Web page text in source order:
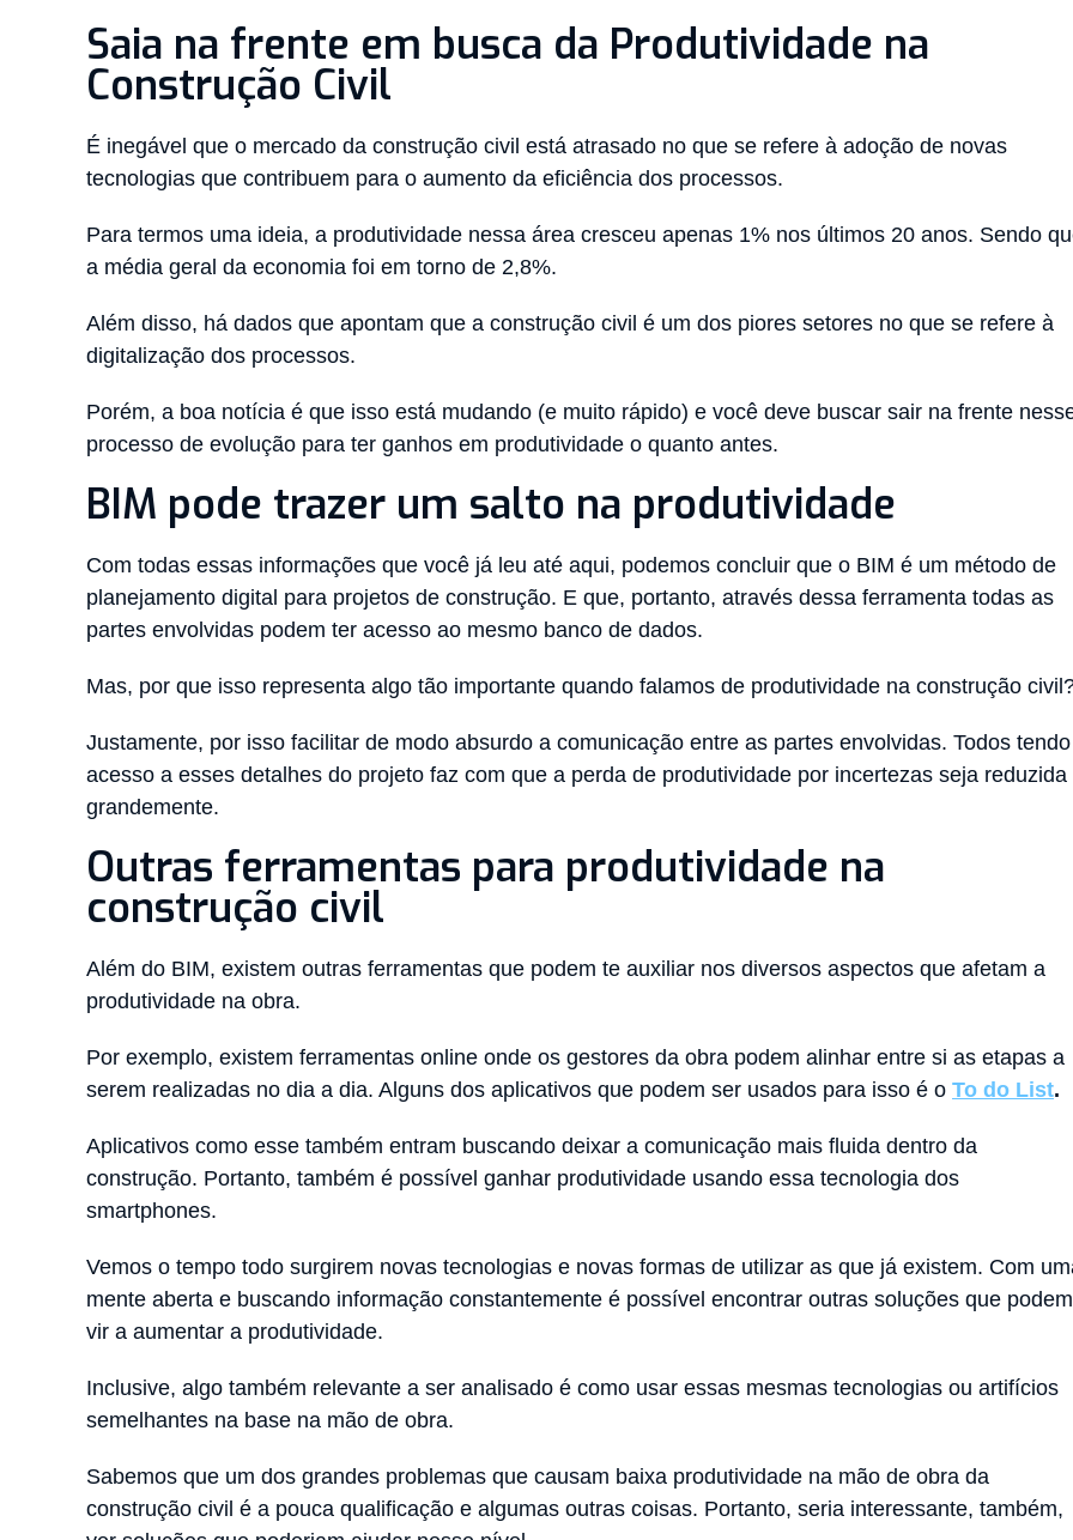
Saia na frente em busca da Produtividade na
Construção Civil
É inegável que o mercado da construção civil está atrasado no que se refere à adoção de novas
tecnologias que contribuem para o aumento da eficiência dos processos.
Para termos uma ideia, a produtividade nessa área cresceu apenas 1% nos últimos 20 anos. Sendo
a média geral da economia foi em torno de 2,8%.
Além disso, há dados que apontam que a construção civil é um dos piores setores no que se refere à
digitalização dos processos.
Porém, a boa notícia é que isso está mudando (e muito rápido) e você deve buscar sair na frente
processo de evolução para ter ganhos em produtividade o quanto antes.
BIM pode trazer um salto na produtividade
Com todas essas informações que você já leu até aqui, podemos concluir que o BIM é um método de
planejamento digital para projetos de construção. E que, portanto, através dessa ferramenta todas as
partes envolvidas podem ter acesso ao mesmo banco de dados.
Mas, por que isso representa algo tão importante quando falamos de produtividade na construção
Justamente, por isso facilitar de modo absurdo a comunicação entre as partes envolvidas. Todos tendo
acesso a esses detalhes do projeto faz com que a perda de produtividade por incertezas seja reduzida
grandemente.
Outras ferramentas para produtividade na
construção civil
Além do BIM, existem outras ferramentas que podem te auxiliar nos diversos aspectos que afetam a
produtividade na obra.
Por exemplo, existem ferramentas online onde os gestores da obra podem alinhar entre si as etapas a
serem realizadas no dia a dia. Alguns dos aplicativos que podem ser usados para isso é o To do List.
Aplicativos como esse também entram buscando deixar a comunicação mais fluida dentro da
construção. Portanto, também é possível ganhar produtividade usando essa tecnologia dos
smartphones.
Vemos o tempo todo surgirem novas tecnologias e novas formas de utilizar as que já existem. Com
mente aberta e buscando informação constantemente é possível encontrar outras soluções que podem
vir a aumentar a produtividade.
Inclusive, algo também relevante a ser analisado é como usar essas mesmas tecnologias ou artifícios
semelhantes na base na mão de obra.
Sabemos que um dos grandes problemas que causam baixa produtividade na mão de obra da
construção civil é a pouca qualificação e algumas outras coisas. Portanto, seria interessante, também,